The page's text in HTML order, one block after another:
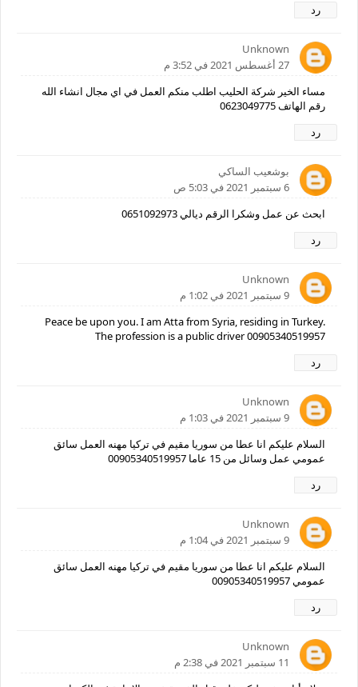
رد
Unknown
27 أغسطس 2021 في 3:52 م
مساء الخير شركة الحليب اطلب منكم العمل في اي مجال انشاء الله
رقم الهاتف 0623049775
رد
بوشعيب الساكي
6 سبتمبر 2021 في 5:03 ص
ابحث عن عمل وشكرا الرقم ديالي 0651092973
رد
Unknown
9 سبتمبر 2021 في 1:02 م
Peace be upon you. I am Atta from Syria, residing in Turkey.
The profession is a public driver 00905340519957
رد
Unknown
9 سبتمبر 2021 في 1:03 م
السلام عليكم انا عطا من سوريا مقيم في تركيا مهنه العمل سائق
عمومي عمل وسائل من 15 عاما 00905340519957
رد
Unknown
9 سبتمبر 2021 في 1:04 م
السلام عليكم انا عطا من سوريا مقيم في تركيا مهنه العمل سائق
عمومي 00905340519957
رد
Unknown
11 سبتمبر 2021 في 2:38 م